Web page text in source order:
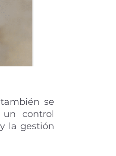
se
control
la gestión